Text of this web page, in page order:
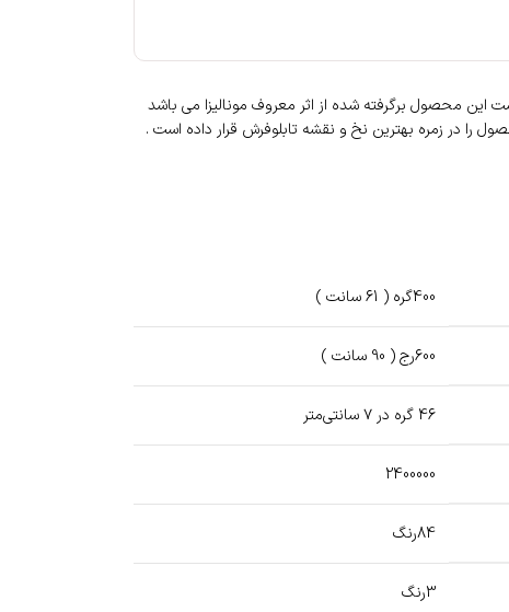
این محصول برگرفته شده از اثر معروف مونالیزا می باشد
را در زمره بهترین نخ و نقشه تابلوفرش قرار داده است .
400گره ( 61 سانت )
600رج ( 90 سانت )
46 گره در ۷ سانتی‌متر
2400000
84رنگ
3رنگ